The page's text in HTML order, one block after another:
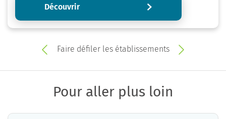
Découvrir
Faire défiler les établissements
Pour aller plus loin